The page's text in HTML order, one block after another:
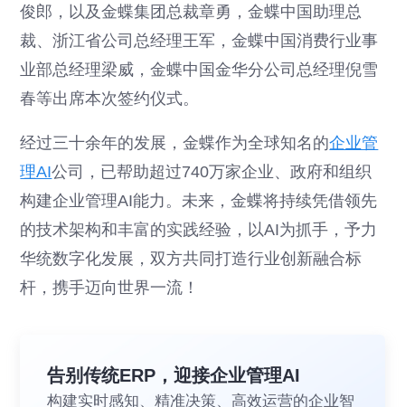
俊郎，以及金蝶集团总裁章勇，金蝶中国助理总
裁、浙江省公司总经理王军，金蝶中国消费行业事
业部总经理梁威，金蝶中国金华分公司总经理倪雪
春等出席本次签约仪式。
经过三十余年的发展，金蝶作为全球知名的企业管
理AI公司，已帮助超过740万家企业、政府和组织
构建企业管理AI能力。未来，金蝶将持续凭借领先
的技术架构和丰富的实践经验，以AI为抓手，予力
华统数字化发展，双方共同打造行业创新融合标
杆，携手迈向世界一流！
告别传统ERP，迎接企业管理AI
构建实时感知、精准决策、高效运营的企业智